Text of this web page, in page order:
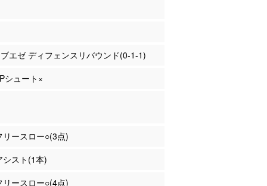
エゼ ディフェンスリバウンド(0-1-1)
シュート×
ースロー○(3点)
スト(1本)
ースロー○(4点)